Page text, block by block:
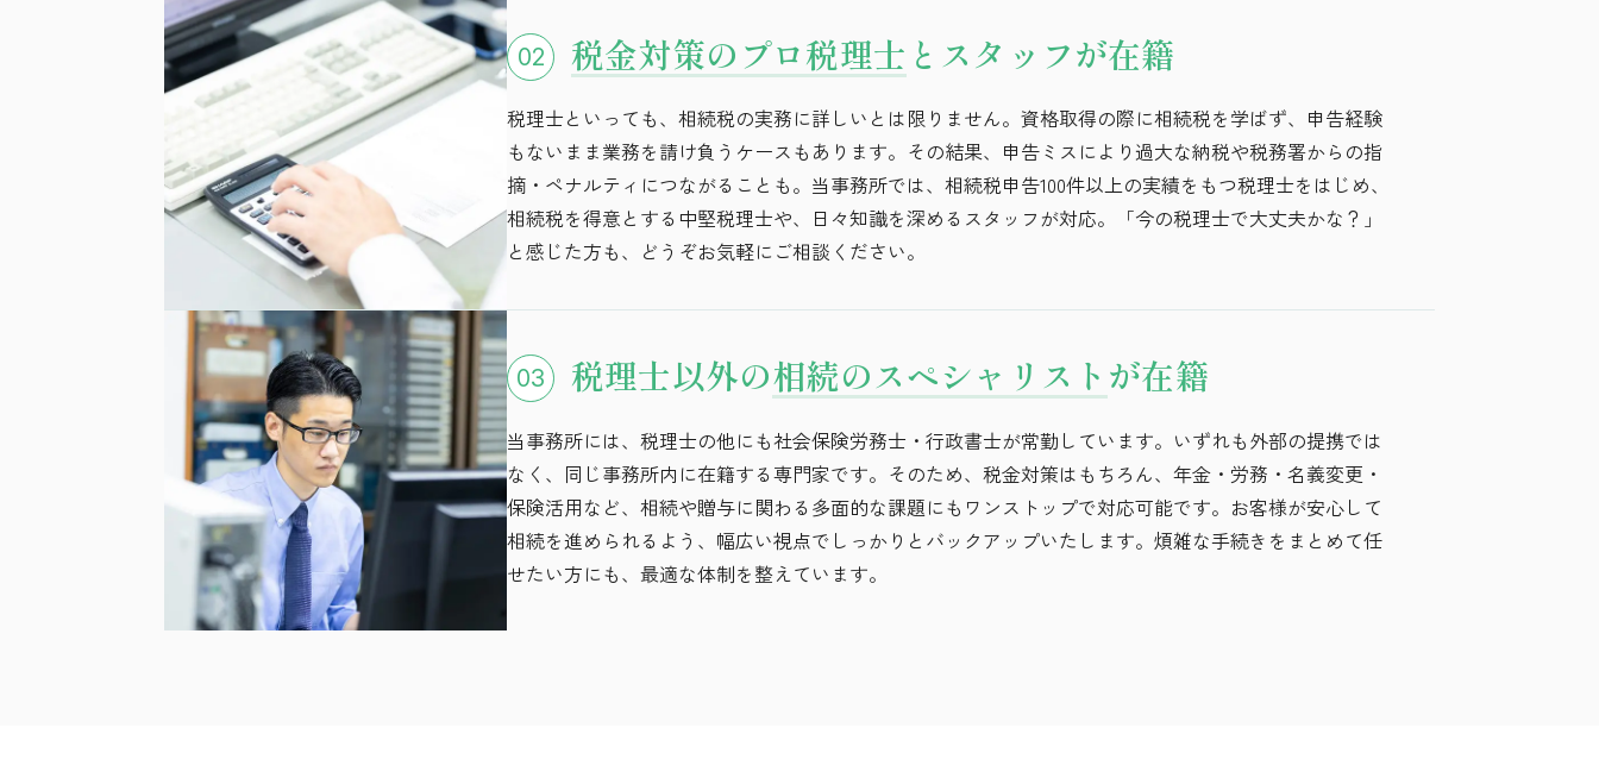
02 税金対策のプロ税理士 と スタッフが在籍
税理士といっても、相続税の実務に詳しいとは限りません。資格取得の際に相続税を学ばず、申告経験
もないまま業務を請け負うケースもあります。その結果、申告ミスにより過大な納税や税務署からの指
摘・ペナルティにつながることも。当事務所では、相続税申告100件以上の実績をもつ税理士をはじめ、
相続税を得意とする中堅税理士や、日々知識を深めるスタッフが対応。「今の税理士で大丈夫かな？」
と感じた方も、どうぞお気軽にご相談ください。
03 税理士以外の相続のスペシャリスト が在籍
当事務所には、税理士の他にも社会保険労務士・行政書士が常勤しています。いずれも外部の提携では
なく、同じ事務所内に在籍する専門家です。そのため、税金対策はもちろん、年金・労務・名義変更・
保険活用など、相続や贈与に関わる多面的な課題にもワンストップで対応可能です。お客様が安心して
相続を進められるよう、幅広い視点でしっかりとバックアップいたします。煩雑な手続きをまとめて任
せたい方にも、最適な体制を整えています。